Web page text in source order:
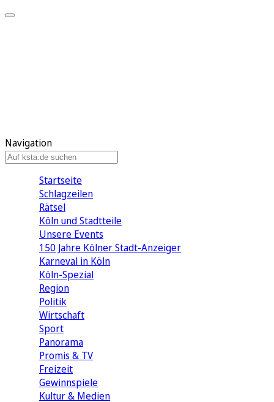
Navigation
Startseite
Schlagzeilen
Rätsel
Köln und Stadtteile
Unsere Events
150 Jahre Kölner Stadt-Anzeiger
Karneval in Köln
Köln-Spezial
Region
Politik
Wirtschaft
Sport
Panorama
Promis & TV
Freizeit
Gewinnspiele
Kultur & Medien